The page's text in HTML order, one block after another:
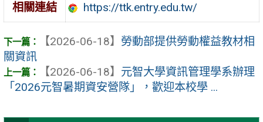
相關連結 https://ttk.entry.edu.tw/
【2026-06-18】 勞動部提供勞動權益教材相
關資訊
【2026-06-18】 元智大學資訊管理學系辦理
「2026元智暑期資安營隊」，歡迎本校學 ...